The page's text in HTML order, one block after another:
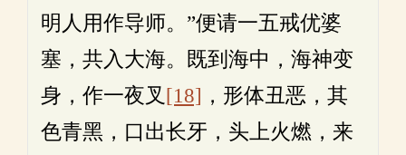
明人用作导师。”便请一五戒优婆
塞，共入大海。既到海中，海神变
身，作一夜叉[18] ，形体丑恶，其
色青黑，口出长牙，头上火燃，来